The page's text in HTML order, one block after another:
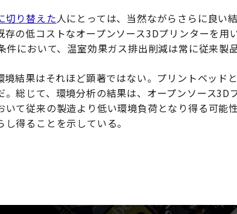
切り替えた人にとっては、当然ながらさらに良い
の低コストなオープンソース3Dプリンターを用
において、温室効果ガス排出削減は常に従来製
境結果はそれほど顕著ではない。プリントベッド
。総じて、環境分析の結果は、オープンソース3D
いて従来の製造より低い環境負荷となり得る可能
得ることを示している。